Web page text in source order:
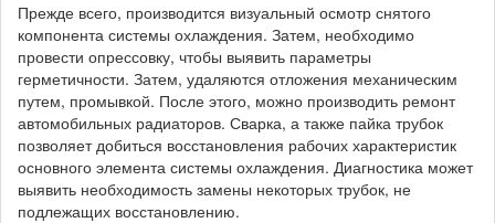
Прежде всего, производится визуальный осмотр снятого
компонента системы охлаждения. Затем, необходимо
провести опрессовку, чтобы выявить параметры
герметичности. Затем, удаляются отложения механическим
путем, промывкой. После этого, можно производить ремонт
автомобильных радиаторов. Сварка, а также пайка трубок
позволяет добиться восстановления рабочих характеристик
основного элемента системы охлаждения. Диагностика может
выявить необходимость замены некоторых трубок, не
подлежащих восстановлению.